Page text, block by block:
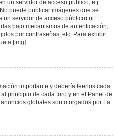
un servidor de acceso público, e.j.
puede publicar imágenes que se
un servidor de acceso público) ni
bajo mecanismos de autenticación,
por contraseñas, etc. Para exhibir
[img].
importante y debería leerlos cada
principio de cada foro y en el Panel de
globales son otorgados por La